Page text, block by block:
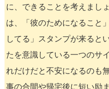
に、できることを考えまし
は、「彼のためになること
してる」スタンプが来ると
たを意識している一つのサ
れだけだと不安になるのも
事の合間や帰宅後に短い励